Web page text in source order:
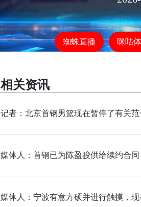
蜘蛛直播 咪咕
相关资讯
记者：北京首钢男篮现在暂停了有关
媒体人：首钢已为陈盈骏供给续约合
媒体人：宁波有意方硕并进行触摸，